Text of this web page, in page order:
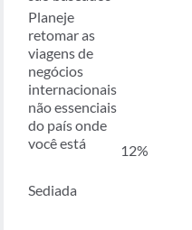
Planeje
retomar as
viagens de
negócios
internacionais
não essenciais
do país onde
você está
Sediada
12%